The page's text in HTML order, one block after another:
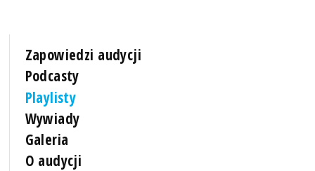
Zapowiedzi audycji
Podcasty
Playlisty
Wywiady
Galeria
O audycji